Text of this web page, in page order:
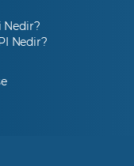
Nedir?
Nedir?